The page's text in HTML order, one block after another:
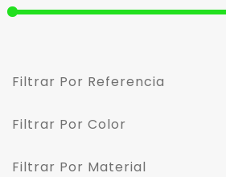
Filtrar Por Referencia
Filtrar Por Color
Filtrar Por Material